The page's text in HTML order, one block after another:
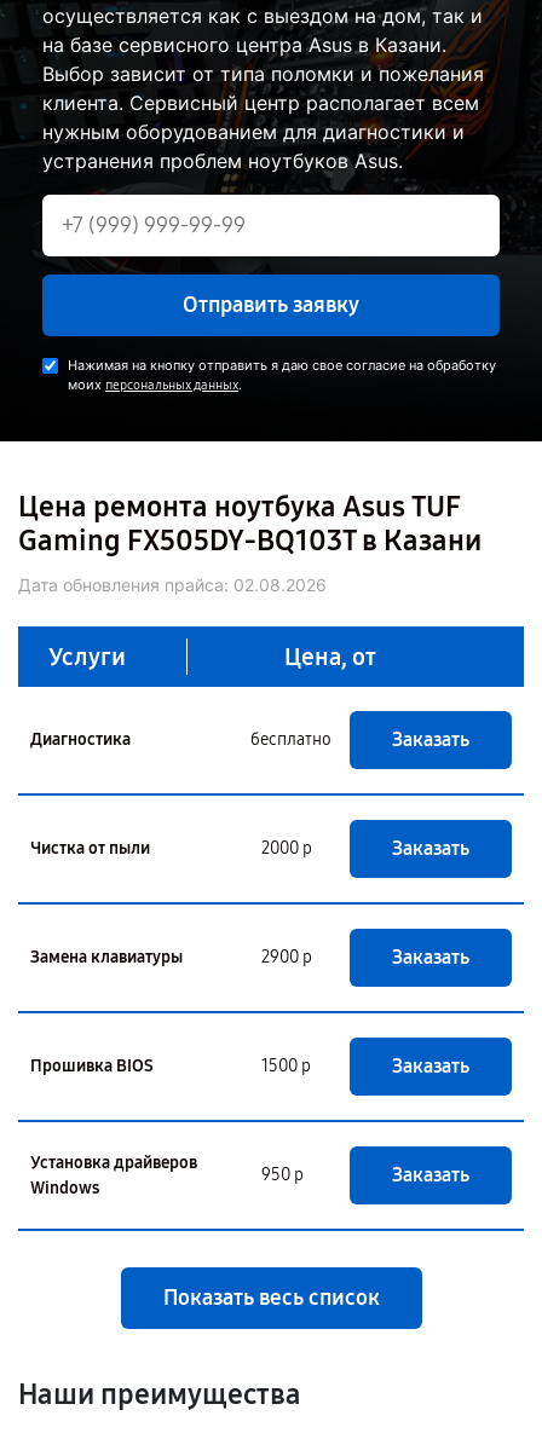
осуществляется как с выездом на дом, так и
на базе сервисного центра Asus в Казани.
Выбор зависит от типа поломки и пожелания
клиента. Сервисный центр располагает всем
нужным оборудованием для диагностики и
устранения проблем ноутбуков Asus.
Отправить заявку
Нажимая на кнопку отправить я даю свое согласие на обработку
моих персональных данных.
Цена ремонта ноутбука Asus TUF
Gaming FX505DY-BQ103T в Казани
Дата обновления прайса: 02.08.2026
Услуги Цена, от
Диагностика бесплатно Заказать
Чистка от пыли 2000 р Заказать
Замена клавиатуры 2900 р Заказать
Прошивка BIOS 1500 р Заказать
Установка драйверов
Windows
950 р Заказать
Показать весь список
Наши преимущества